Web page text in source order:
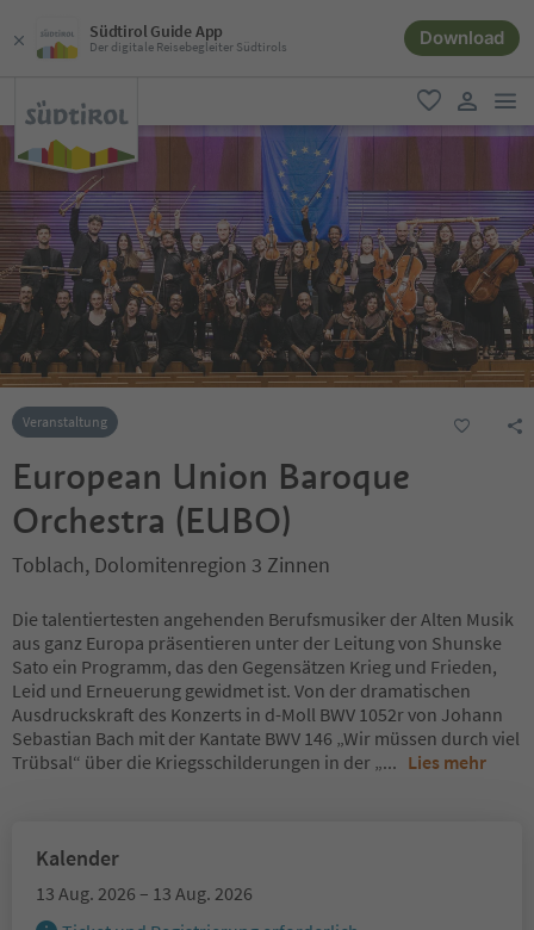
Südtirol Guide App
Der digitale Reisebegleiter Südtirols Download
favorit
user link
Veranstaltung
European Union Baroque
Orchestra (EUBO)
Toblach, Dolomitenregion 3 Zinnen
Die talentiertesten angehenden Berufsmusiker der Alten Musik
aus ganz Europa präsentieren unter der Leitung von Shunske
Sato ein Programm, das den Gegensätzen Krieg und Frieden,
Leid und Erneuerung gewidmet ist. Von der dramatischen
Ausdruckskraft des Konzerts in d-Moll BWV 1052r von Johann
Sebastian Bach mit der Kantate BWV 146 „Wir müssen durch viel
Trübsal“ über die Kriegsschilderungen in der „... Lies mehr
Kalender
13 Aug. 2026 – 13 Aug. 2026